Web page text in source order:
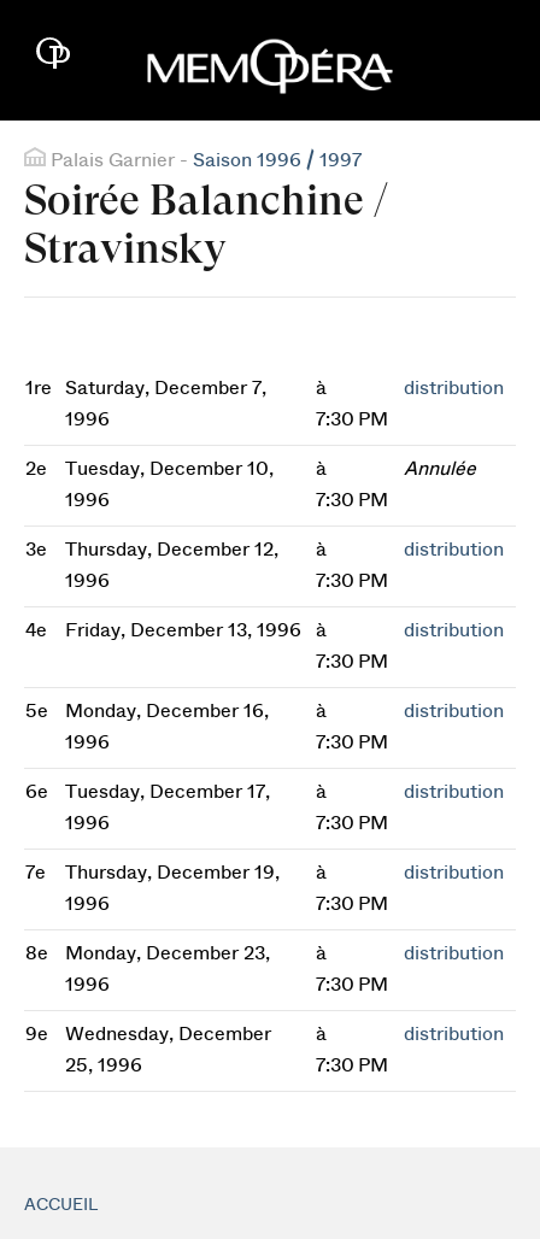
Palais Garnier - Saison 1996 / 1997
Soirée Balanchine /
Stravinsky
1re
Saturday, December 7,
1996
à
7:30 PM
distribution
2e
Tuesday, December 10,
1996
à
7:30 PM
Annulée
3e
Thursday, December 12,
1996
à
7:30 PM
distribution
4e Friday, December 13, 1996
à
7:30 PM
distribution
5e
Monday, December 16,
1996
à
7:30 PM
distribution
6e
Tuesday, December 17,
1996
à
7:30 PM
distribution
7e
Thursday, December 19,
1996
à
7:30 PM
distribution
8e
Monday, December 23,
1996
à
7:30 PM
distribution
9e
Wednesday, December
25, 1996
à
7:30 PM
distribution
ACCUEIL